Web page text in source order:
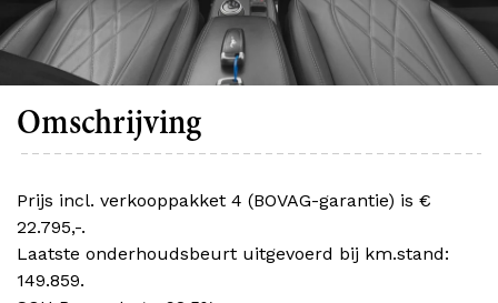
Omschrijving
Prijs incl. verkooppakket 4 (BOVAG-garantie) is €
22.795,-.
Laatste onderhoudsbeurt uitgevoerd bij km.stand:
149.859.